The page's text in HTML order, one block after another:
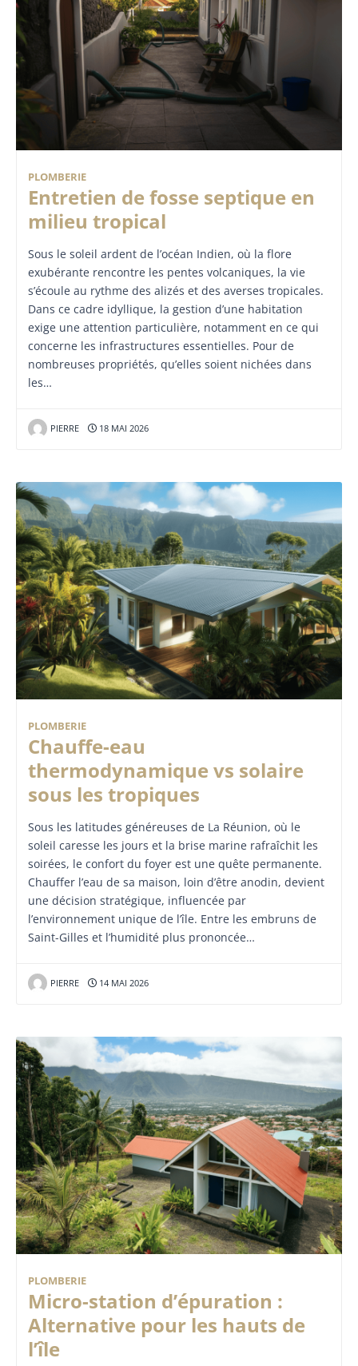
PLOMBERIE
Entretien de fosse septique en
milieu tropical
Sous le soleil ardent de l’océan Indien, où la flore
exubérante rencontre les pentes volcaniques, la vie
s’écoule au rythme des alizés et des averses tropicales.
Dans ce cadre idyllique, la gestion d’une habitation
exige une attention particulière, notamment en ce qui
concerne les infrastructures essentielles. Pour de
nombreuses propriétés, qu’elles soient nichées dans
les…
PIERRE 18 MAI 2026
PLOMBERIE
Chauffe-eau
thermodynamique vs solaire
sous les tropiques
Sous les latitudes généreuses de La Réunion, où le
soleil caresse les jours et la brise marine rafraîchit les
soirées, le confort du foyer est une quête permanente.
Chauffer l’eau de sa maison, loin d’être anodin, devient
une décision stratégique, influencée par
l’environnement unique de l’île. Entre les embruns de
Saint-Gilles et l’humidité plus prononcée…
PIERRE 14 MAI 2026
PLOMBERIE
Micro-station d’épuration :
Alternative pour les hauts de
l’île